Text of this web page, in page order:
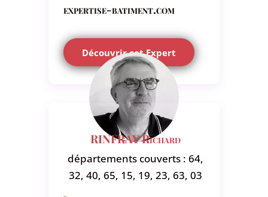
expertise-batiment.com
Découvrir cet Expert
RINFRAY Richard
départements couverts : 64,
32, 40, 65, 15, 19, 23, 63, 03